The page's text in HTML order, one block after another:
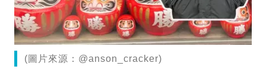
(圖片來源：@anson_cracker)